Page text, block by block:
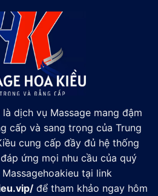
là dịch vụ Massage mang đậm
cấp và sang trọng của Trung
cung cấp đầy đủ hệ thống
ứng mọi nhu cầu của quý
tại link
để tham khảo ngay hôm